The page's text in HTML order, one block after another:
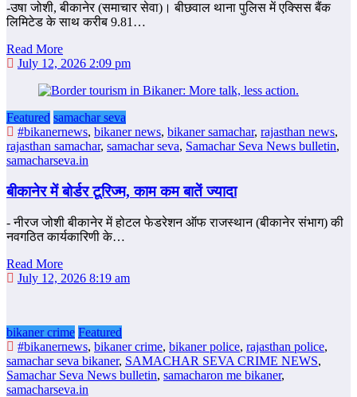
-उषा जोशी, बीकानेर (समाचार सेवा)। बीछवाल थाना पुलिस में एक्सिस बैंक
लिमिटेड के साथ करीब 9.81…
Read More
July 12, 2026 2:09 pm
Featured samachar seva
#bikanernews, bikaner news, bikaner samachar, rajasthan news,
rajasthan samachar, samachar seva, Samachar Seva News bulletin,
samacharseva.in
बीकानेर में बोर्डर टूरिज्‍म, काम कम बातें ज्‍यादा
- नीरज जोशी बीकानेर में होटल फेडरेशन ऑफ राजस्थान (बीकानेर संभाग) की
नवगठित कार्यकारिणी के…
Read More
July 12, 2026 8:19 am
bikaner crime Featured
#bikanernews, bikaner crime, bikaner police, rajasthan police,
samachar seva bikaner, SAMACHAR SEVA CRIME NEWS,
Samachar Seva News bulletin, samacharon me bikaner,
samacharseva.in